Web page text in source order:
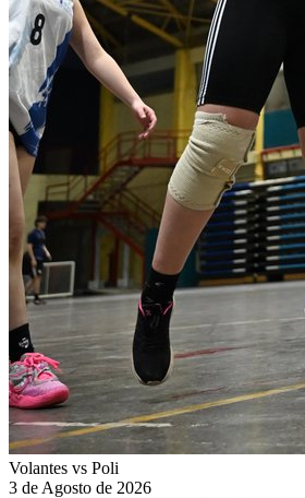
Volantes vs Poli
3 de Agosto de 2026